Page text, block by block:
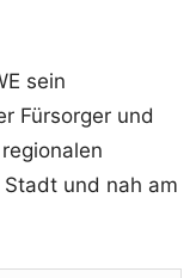
sein
Fürsorger und
und nah am